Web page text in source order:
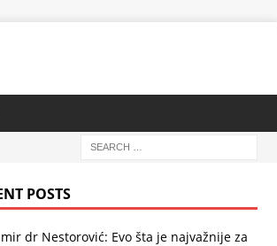
POSTS
dr Nestorović: Evo šta je najvažnije za